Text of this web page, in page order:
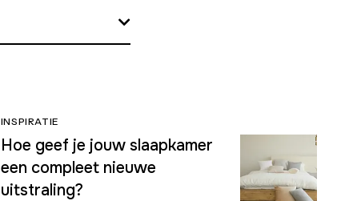
INSPIRATIE
Hoe geef je jouw slaapkamer
een compleet nieuwe
uitstraling?